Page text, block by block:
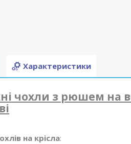
Характеристики
чохли з рюшем на
на крісла: